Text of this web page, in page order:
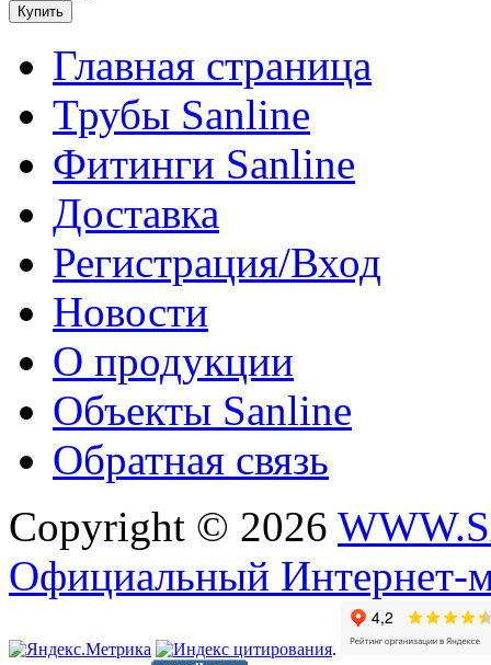
Главная страница
Трубы Sanline
Фитинги Sanline
Доставка
Регистрация/Вход
Новости
О продукции
Объекты Sanline
Обратная связь
Copyright © 2026
Официальный Интернет-
.